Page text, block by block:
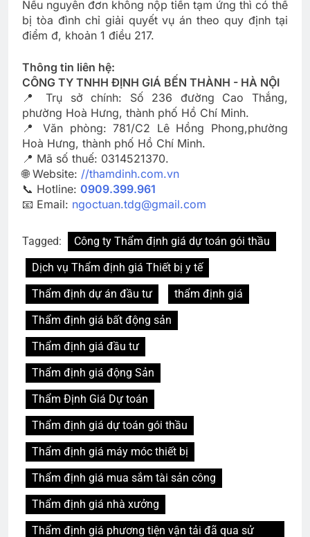
Nếu nguyên đơn không nộp tiền tạm ứng thì có thể
bị tòa đình chỉ giải quyết vụ án theo quy định tại
điểm đ, khoản 1 điều 217.
Thông tin liên hệ:
CÔNG TY TNHH ĐỊNH GIÁ BẾN THÀNH - HÀ NỘI
📍 Trụ sở chính: Số 236 đường Cao Thắng,
phường Hoà Hưng, thành phố Hồ Chí Minh.
📍 Văn phòng: 781/C2 Lê Hồng Phong,phường
Hoà Hưng, thành phố Hồ Chí Minh.
📍 Mã số thuế: 0314521370.
🌐 Website: //thamdinh.com.vn
📞 Hotline: 0909.399.961
📧 Email: ngoctuan.tdg@gmail.com
Tagged:
Công ty Thẩm định giá dự toán gói thầu
Dịch vụ Thẩm định giá Thiết bị y tế
Thẩm định dự án đầu tư
thẩm định giá
Thẩm định giá bất động sản
Thẩm định giá đầu tư
Thẩm định giá động Sản
Thẩm Định Giá Dự toán
Thẩm định giá dự toán gói thầu
Thẩm định giá máy móc thiết bị
Thẩm định giá mua sắm tài sản công
Thẩm định giá nhà xưởng
Thẩm định giá phương tiện vận tải đã qua sử